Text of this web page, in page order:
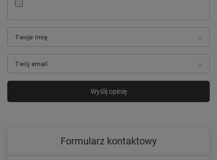
Twoje imię
Twój email
Wyślij opinię
Formularz kontaktowy